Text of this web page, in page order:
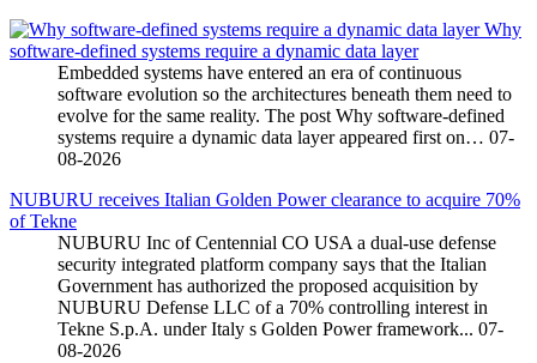
Why
software-defined systems require a dynamic data layer
Embedded systems have entered an era of continuous
software evolution so the architectures beneath them need to
evolve for the same reality. The post Why software-defined
systems require a dynamic data layer appeared first on… 07-
08-2026
NUBURU receives Italian Golden Power clearance to acquire 70%
of Tekne
NUBURU Inc of Centennial CO USA a dual-use defense
security integrated platform company says that the Italian
Government has authorized the proposed acquisition by
NUBURU Defense LLC of a 70% controlling interest in
Tekne S.p.A. under Italy s Golden Power framework... 07-
08-2026